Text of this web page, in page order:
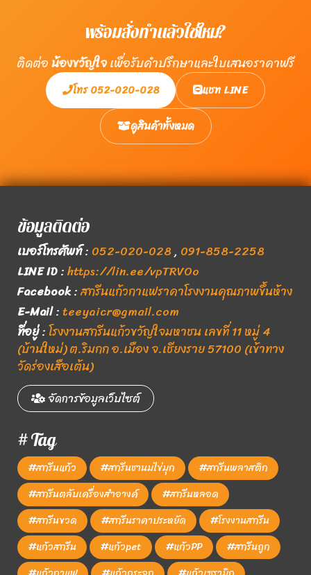
พร้อมสั่งทำแล้วใช่ไหม?
ติดต่อน้องขวัญใจเพื่อรับคำปรึกษาและใบเสนอราคาฟรี
โทร 052-020-028
แชท LINE
ดูสินค้าทั้งหมด
ข้อมูลติดต่อ
เบอร์โทรศัพท์: 052-020-028, 091-858-2258
LINE ID:https://lin.ee/vpTRVOo
Facebook:สกรีนแก้วกาแฟราคาโรงงานคุณภาพขึ้นห้าง
E-Mail:teeyaicr@gmail.com
ที่อยู่:โรงงานสกรีนแก้วขวัญใจมหาชน เลขที่ 11 หมู่ 4
(บ้านใหม่) ต.ริมกก อ.เมือง จ.เชียงราย 57100 (เข้าทาง
วัดร่องเสือเต้น)
จัดการข้อมูลเว็บไซต์
# Tag
#สกรีนแก้ว #สกรีนชานมไข่มุก
#สกรีนพลาสติก
#สกรีนตลับเครื่องสำอางค์
#สกรีนหลอด
#สกรีนขวด
#สกรีนราคาประหยัด
#โรงงานสกรีน
#แก้วสกรีน
#แก้วpet #แก้วPP
#สกรีนถูก